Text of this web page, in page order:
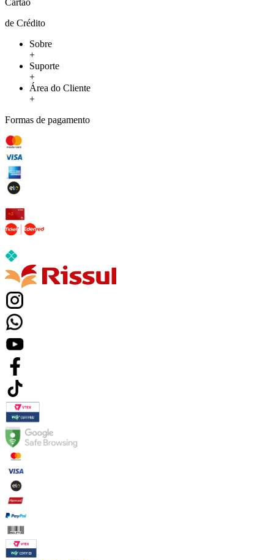
de Crédito
Sobre
+
Suporte
+
Área do Cliente
+
Formas de pagamento